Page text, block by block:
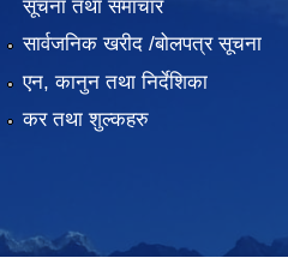
सूचना तथा समाचार
सार्वजनिक खरीद /बोलपत्र सूचना
एन, कानुन तथा निर्देशिका
कर तथा शुल्कहरु